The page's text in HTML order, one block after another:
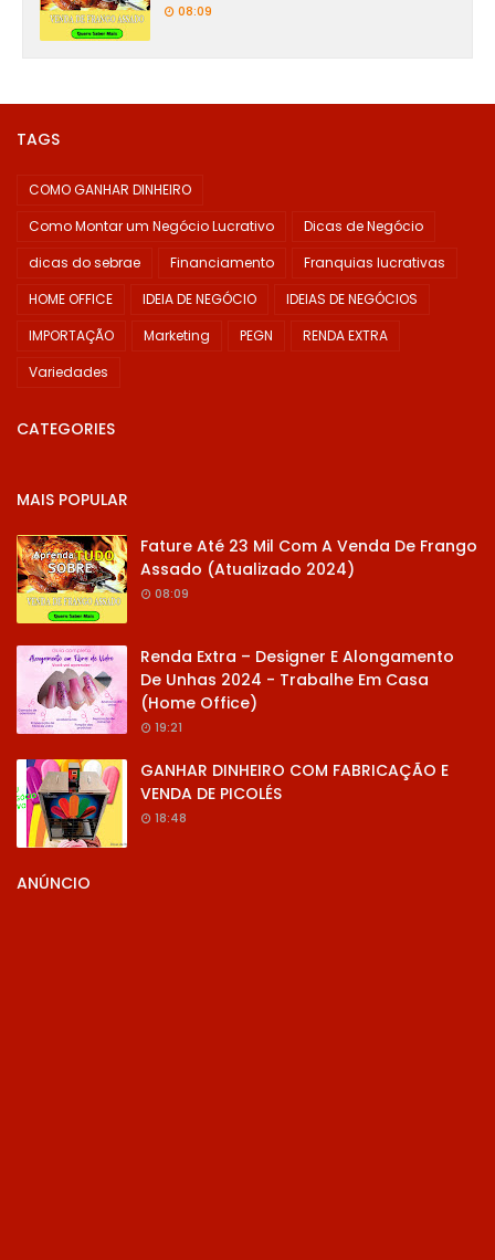
08:09
TAGS
COMO GANHAR DINHEIRO
Como Montar um Negócio Lucrativo
Dicas de Negócio
dicas do sebrae
Financiamento
Franquias lucrativas
HOME OFFICE
IDEIA DE NEGÓCIO
IDEIAS DE NEGÓCIOS
IMPORTAÇÃO
Marketing PEGN
RENDA EXTRA
Variedades
CATEGORIES
MAIS POPULAR
Fature Até 23 Mil Com A Venda De Frango
Assado (Atualizado 2024)
08:09
Renda Extra – Designer E Alongamento
De Unhas 2024 - Trabalhe Em Casa
(Home Office)
19:21
GANHAR DINHEIRO COM FABRICAÇÃO E
VENDA DE PICOLÉS
18:48
ANÚNCIO